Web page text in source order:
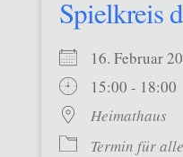
Spielkreis
16. Februar
15:00 - 18:00
Heimathaus
Termin für alle